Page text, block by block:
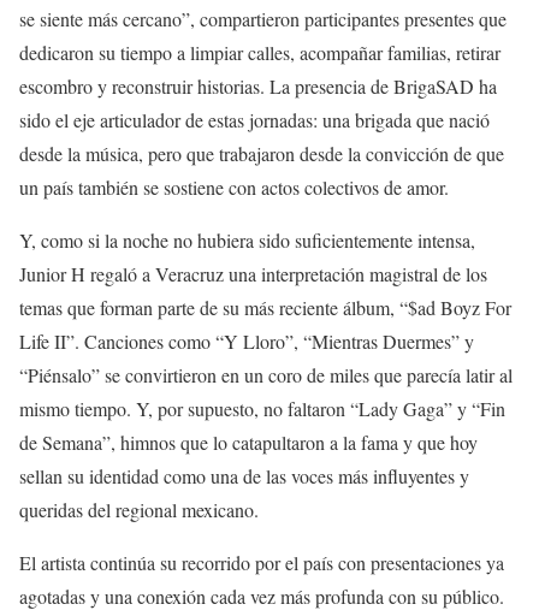
se siente más cercano”, compartieron participantes presentes que
dedicaron su tiempo a limpiar calles, acompañar familias, retirar
escombro y reconstruir historias. La presencia de BrigaSAD ha
sido el eje articulador de estas jornadas: una brigada que nació
desde la música, pero que trabajaron desde la convicción de que
un país también se sostiene con actos colectivos de amor.
Y, como si la noche no hubiera sido suficientemente intensa,
Junior H regaló a Veracruz una interpretación magistral de los
temas que forman parte de su más reciente álbum, “$ad Boyz For
Life II”. Canciones como “Y Lloro”, “Mientras Duermes” y
“Piénsalo” se convirtieron en un coro de miles que parecía latir al
mismo tiempo. Y, por supuesto, no faltaron “Lady Gaga” y “Fin
de Semana”, himnos que lo catapultaron a la fama y que hoy
sellan su identidad como una de las voces más influyentes y
queridas del regional mexicano.
El artista continúa su recorrido por el país con presentaciones ya
agotadas y una conexión cada vez más profunda con su público.